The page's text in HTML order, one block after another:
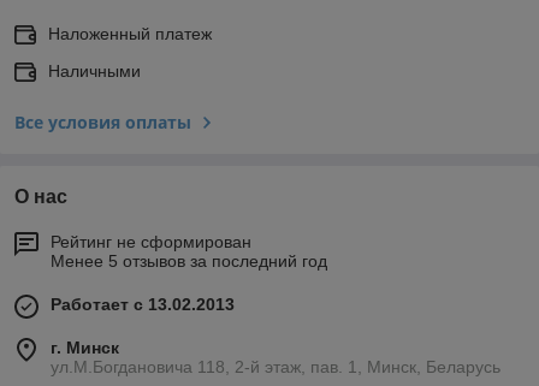
Наложенный платеж
Наличными
Все условия оплаты
О нас
Рейтинг не сформирован
Менее 5 отзывов за последний год
Работает с 13.02.2013
г. Минск
ул.М.Богдановича 118, 2-й этаж, пав. 1, Минск, Беларусь